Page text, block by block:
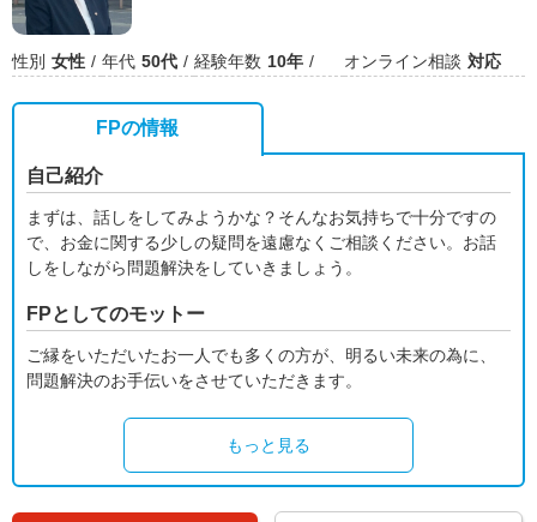
性別 女性 年代 50代 経験年数 10年 オンライン相談 対応
FPの情報
自己紹介
まずは、話しをしてみようかな？そんなお気持ちで十分ですの
で、お金に関する少しの疑問を遠慮なくご相談ください。お話
しをしながら問題解決をしていきましょう。
FPとしてのモットー
ご縁をいただいたお一人でも多くの方が、明るい未来の為に、
問題解決のお手伝いをさせていただきます。
もっと見る